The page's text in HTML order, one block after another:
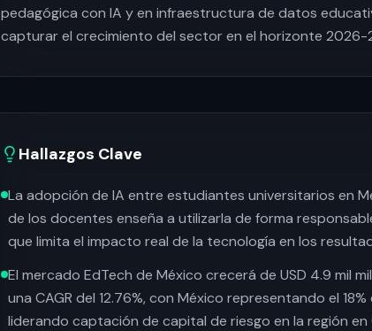
pedagógica con IA y en infraestructura de datos
capturar el crecimiento del sector en el horizonte 2026-
Hallazgos Clave
La adopción de IA entre estudiantes universitarios en
de los docentes enseña a utilizarla de forma
que limita el impacto real de la tecnología en los
El mercado EdTech de México crecerá de USD 4.9 mil
una CAGR del 12.76%, con México representando el
liderando captación de capital de riesgo en la región en